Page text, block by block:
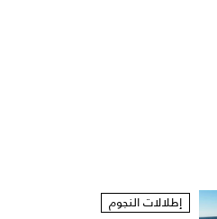
إطلالات النجوم